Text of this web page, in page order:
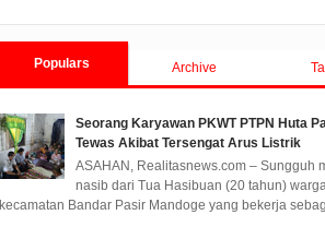
Populars Archive
Seorang Karyawan PKWT PTPN Huta
Tewas Akibat Tersengat Arus Listrik
ASAHAN, Realitasnews.com – Sungguh
nasib dari Tua Hasibuan (20 tahun) warga
kecamatan Bandar Pasir Mandoge yang bekerja